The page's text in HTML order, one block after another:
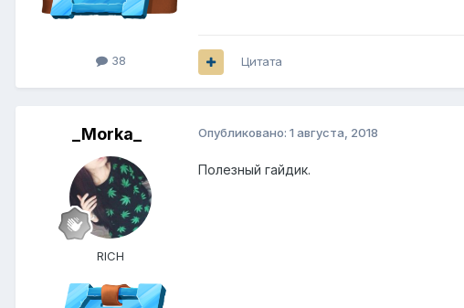
38 Цитата
_Morka_
RICH
Опубликовано: 1 августа, 2018
Полезный гайдик.